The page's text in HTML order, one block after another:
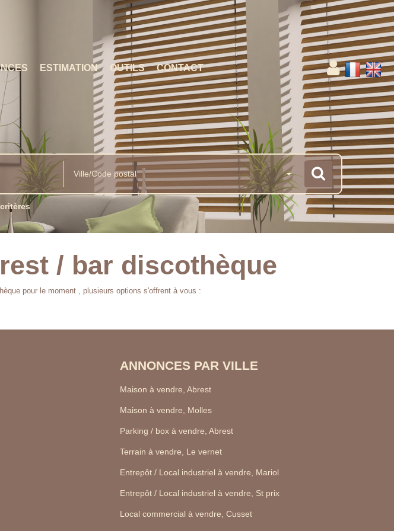
ESTIMATION OUTILS CONTACT
Ville/Code postal
/ bar discothèque
pour le moment , plusieurs options s'offrent à vous :
ANNONCES PAR VILLE
Maison à vendre, Abrest
Maison à vendre, Molles
Parking / box à vendre, Abrest
Terrain à vendre, Le vernet
Entrepôt / Local industriel à vendre, Mariol
Entrepôt / Local industriel à vendre, St prix
Local commercial à vendre, Cusset